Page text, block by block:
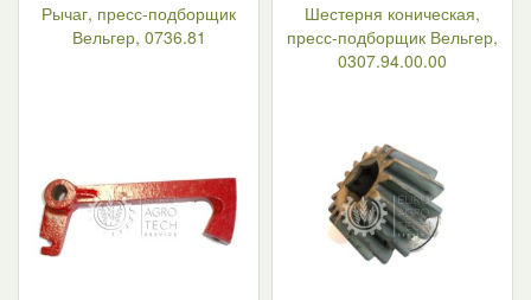
Рычаг, пресс-подборщик
Вельгер, 0736.81
Шестерня коническая,
пресс-подборщик Вельгер,
0307.94.00.00